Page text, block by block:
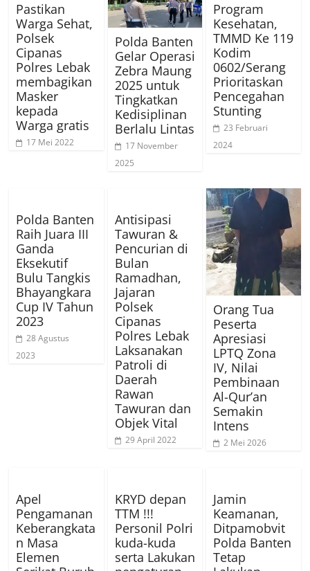
Pastikan
Warga Sehat,
Polsek
Cipanas
Polres Lebak
membagikan
Masker
kepada
Warga gratis
17 Mei 2022
Polda Banten
Gelar Operasi
Zebra Maung
2025 untuk
Tingkatkan
Kedisiplinan
Berlalu Lintas
17 November
2025
Program
Kesehatan,
TMMD Ke 119
Kodim
0602/Serang
Prioritaskan
Pencegahan
Stunting
23 Februari
2024
Polda Banten
Raih Juara III
Ganda
Eksekutif
Bulu Tangkis
Bhayangkara
Cup IV Tahun
2023
28 Agustus
2023
Antisipasi
Tawuran &
Pencurian di
Bulan
Ramadhan,
Jajaran
Polsek
Cipanas
Polres Lebak
Laksanakan
Patroli di
Daerah
Rawan
Tawuran dan
Objek Vital
29 April 2022
Orang Tua
Peserta
Apresiasi
LPTQ Zona
IV, Nilai
Pembinaan
Al-Qur’an
Semakin
Intens
2 Mei 2026
Apel
Pengamanan
Keberangkata
n Masa
Elemen
KRYD depan
TTM !!!
Personil Polri
kuda-kuda
serta Lakukan
Jamin
Keamanan,
Ditpamobvit
Polda Banten
Tetap